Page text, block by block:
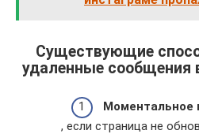
Существующие
удаленные сообщения
Моментальное
, если страница не